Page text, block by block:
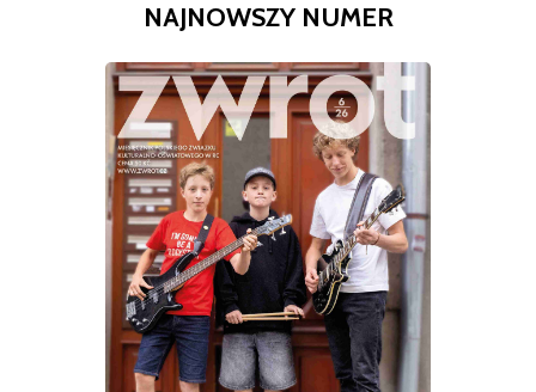
NAJNOWSZY NUMER